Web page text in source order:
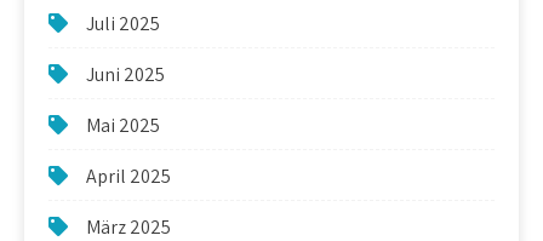
Juli 2025
Juni 2025
Mai 2025
April 2025
März 2025